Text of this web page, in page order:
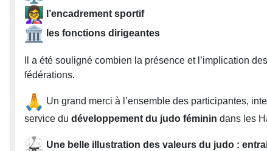
l’encadrement sportif
les fonctions dirigeantes
Il a été souligné combien la présence et l’implication
fédérations.
Un grand merci à l’ensemble des participantes,
service du développement du judo féminin dans les
Une belle illustration des valeurs du judo :